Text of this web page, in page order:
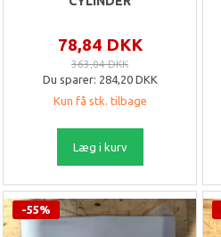
78,84 DKK
363,04 DKK
Du sparer: 284,20 DKK
Kun få stk. tilbage
Læg i kurv
-55%